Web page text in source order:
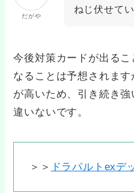
だがや
ねじ伏せてい
今後対策カードが出るこ
なることは予想されま
が高いため、引き続き
違いないです。
＞＞ ドラパルトexデ